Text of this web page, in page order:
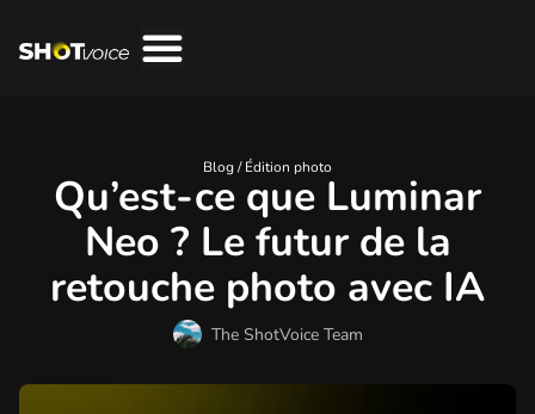
Blog /Édition photo
Qu’est-ce que Luminar
Neo ? Le futur de la
retouche photo avec IA
The ShotVoice Team